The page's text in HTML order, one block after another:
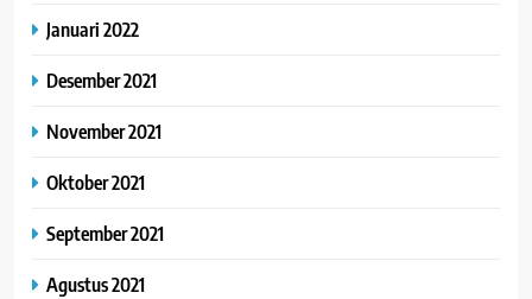
Januari 2022
Desember 2021
November 2021
Oktober 2021
September 2021
Agustus 2021